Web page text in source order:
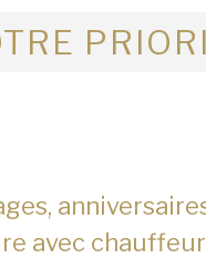
avec chauffeur